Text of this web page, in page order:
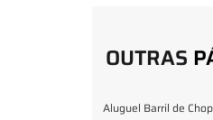
OUTRAS
Aluguel Barril de